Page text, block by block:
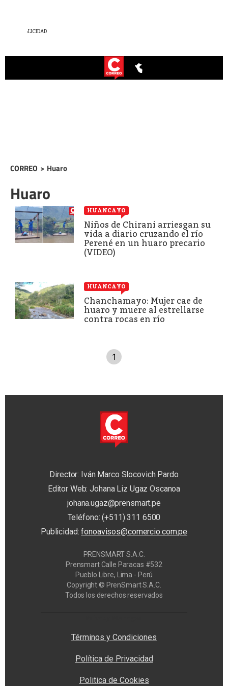
CORREO > Huaro
Huaro
HUANCAYO
Niños de Chirani arriesgan su
vida a diario cruzando el río
Perené en un huaro precario
(VIDEO)
HUANCAYO
Chanchamayo: Mujer cae de
huaro y muere al estrellarse
contra rocas en río
1
Director: Iván Marco Slocovich Pardo
Editor Web: Johana Liz Ugaz Oscanoa
johana.ugaz@prensmart.pe
Teléfono: (+511) 311 6500
Publicidad:fonoavisos@comercio.com.pe
PRENSMART S.A.C.
Prensmart Calle Paracas #532
Pueblo Libre, Lima - Perú
Copyright © PrenSmart S.A.C.
Todos los derechos reservados
Términos y Condiciones
Política de Privacidad
Politica de Cookies